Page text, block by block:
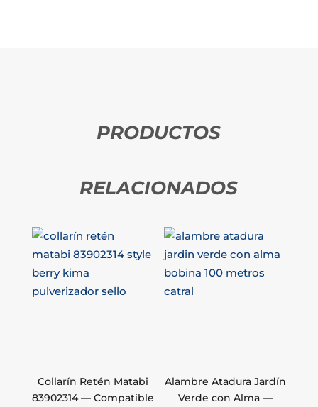
PRODUCTOS
RELACIONADOS
Collarín Retén Matabi
83902314 — Compatible
Alambre Atadura Jardín
Verde con Alma —